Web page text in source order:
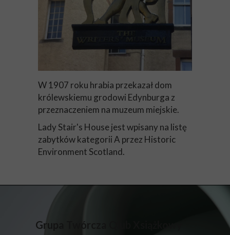
W 1907 roku hrabia przekazał dom
królewskiemu grodowi Edynburga z
przeznaczeniem na muzeum miejskie.
Lady Stair's House jest wpisany na listę
zabytków kategorii A przez Historic
Environment Scotland.
Grupa Twórcza Qlub Xsiążkowy